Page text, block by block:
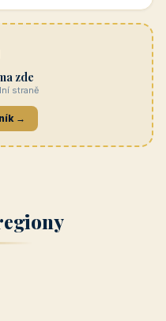
zde
straně
→
kraj)
Žilinský
Střední Čechy
(Středočeský